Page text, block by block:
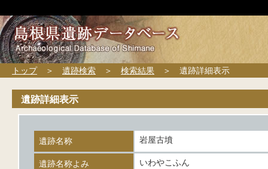
トップ＞ 遺跡検索 ＞ 検索結果 ＞ 遺跡詳細表示
遺跡詳細表示
遺跡名称 岩屋古墳
遺跡名称よみ いわやこふん